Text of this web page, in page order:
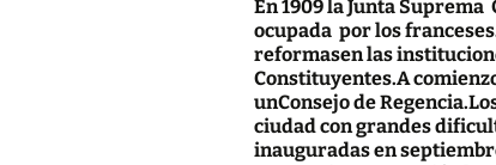
En 1909 la Junta
ocupada por los
reformasen las
Constituyentes.A
unConsejo de
ciudad con grandes
inauguradas en